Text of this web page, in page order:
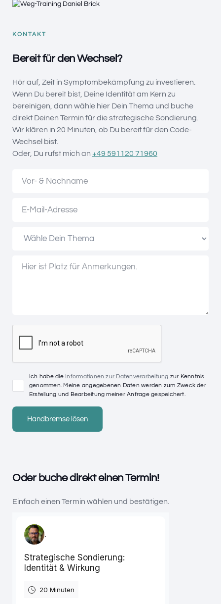
KONTAKT
Bereit für den Wechsel?
Hör auf, Zeit in Symptombekämpfung zu investieren.
Wenn Du bereit bist, Deine Identität am Kern zu
bereinigen, dann wähle hier Dein Thema und buche
direkt Deinen Termin für die strategische Sondierung.
Wir klären in 20 Minuten, ob Du bereit für den Code-
Wechsel bist.
Oder, Du rufst mich an +49 591120 71960
Ich habe die Informationen zur Datenverarbeitung zur Kenntnis
genommen. Meine angegebenen Daten werden zum Zweck der
Erstellung und Bearbeitung meiner Anfrage gespeichert.
Oder buche direkt einen Termin!
Einfach einen Termin wählen und bestätigen.